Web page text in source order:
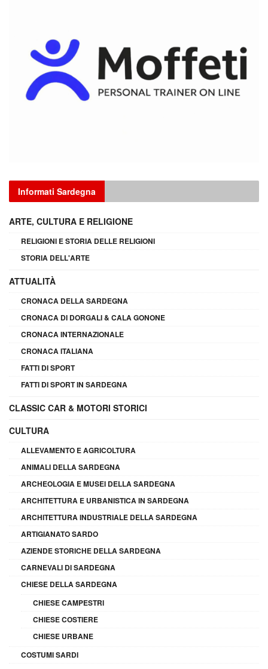
Informati Sardegna
ARTE, CULTURA E RELIGIONE
RELIGIONI E STORIA DELLE RELIGIONI
STORIA DELL'ARTE
ATTUALITÀ
CRONACA DELLA SARDEGNA
CRONACA DI DORGALI & CALA GONONE
CRONACA INTERNAZIONALE
CRONACA ITALIANA
FATTI DI SPORT
FATTI DI SPORT IN SARDEGNA
CLASSIC CAR & MOTORI STORICI
CULTURA
ALLEVAMENTO E AGRICOLTURA
ANIMALI DELLA SARDEGNA
ARCHEOLOGIA E MUSEI DELLA SARDEGNA
ARCHITETTURA E URBANISTICA IN SARDEGNA
ARCHITETTURA INDUSTRIALE DELLA SARDEGNA
ARTIGIANATO SARDO
AZIENDE STORICHE DELLA SARDEGNA
CARNEVALI DI SARDEGNA
CHIESE DELLA SARDEGNA
CHIESE CAMPESTRI
CHIESE COSTIERE
CHIESE URBANE
COSTUMI SARDI